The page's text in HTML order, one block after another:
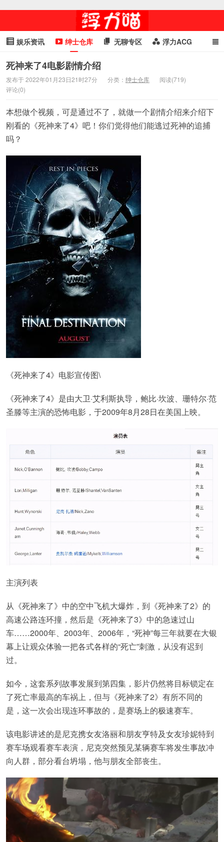
娱乐资讯 绅士仓库 无聊专区 浮力ACG
浮力GIF 明星头条 浮力资讯
cosplay
死神来了4电影剧情介绍
发布于 2022年01月23日21时27分 分类： 绅士仓库
阅读(719)
评论(0)
本想做个视频，可是通过不了，就做一个剧情介绍来介绍下
刚看的《死神来了4》吧！你们觉得他们能逃过死神的追捕
吗？
《死神来了4》电影宣传图\
《死神来了4》是由大卫·艾利斯执导，鲍比·坎波、珊特尔·范
圣滕等主演的恐怖电影，于2009年8月28日在美国上映。
主演列表
从《死神来了》中的空中飞机大爆炸，到《死神来了2》的
高速公路连环撞，然后是《死神来了3》中的急速过山
车……2000年、2003年、2006年，“死神”每三年就要在大银
幕上让观众体验一把各式各样的“死亡”刺激，从没有迟到
过。
如今，这套系列故事发展到第四集，影片仍然将目标锁定在
了死亡率最高的车祸上，但与《死神来了2》有所不同的
是，这一次会出现连环事故的，是赛场上的极速赛车。
该电影讲述的是尼克携女友洛丽和朋友亨特及女友珍妮特到
赛车场观看赛车表演，尼克突然预见某辆赛车将发生事故冲
向人群，部分看台坍塌，他与朋友全部丧生。